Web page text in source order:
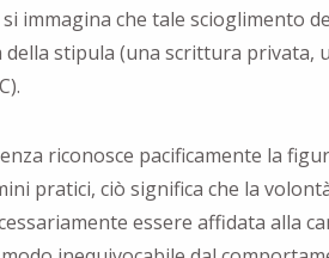
si immagina che tale scioglimento
della stipula (una scrittura privata,
riconosce pacificamente la
pratici, ciò significa che la
essere affidata alla